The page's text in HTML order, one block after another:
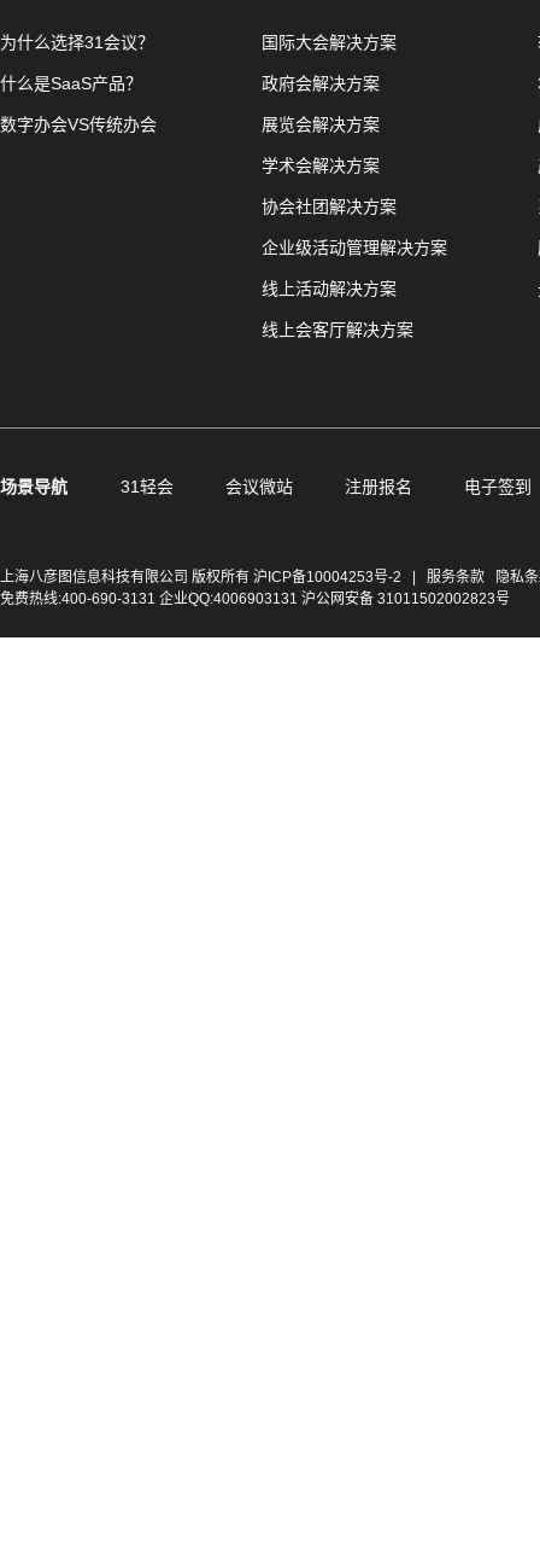
为什么选择31会议？
什么是SaaS产品？
数字办会VS传统办会
国际大会解决方案
政府会解决方案
展览会解决方案
学术会解决方案
协会社团解决方案
企业级活动管理解决方案
线上活动解决方案
线上会客厅解决方案
场景导航 31轻会 会议微站 注册报名 电子签到
上海八彦图信息科技有限公司 版权所有 沪ICP备10004253号-2 服务条款
隐私
免费热线:400-690-3131 企业QQ:4006903131 沪公网安备 31011502002823号